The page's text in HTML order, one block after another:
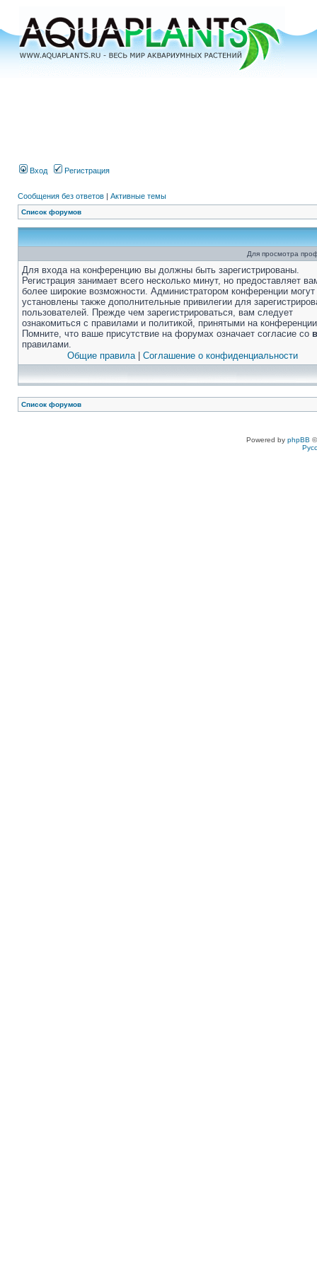
Вход Регистрация
Сообщения без ответов | Активные темы
Список форумов
Для просмотра
Для входа на конференцию вы должны быть зарегистрированы.
Регистрация занимает всего несколько минут, но предоставляет
более широкие возможности. Администратором конференции
установлены также дополнительные привилегии для
пользователей. Прежде чем зарегистрироваться, вам следует
ознакомиться с правилами и политикой, принятыми на
Помните, что ваше присутствие на форумах означает согласие со
правилами.
Общие правила| Соглашение о конфиденциальности
Список форумов
Powered by phpBB